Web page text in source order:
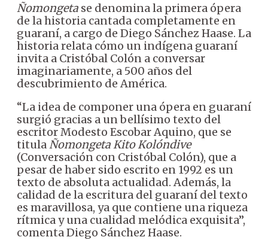
Ñomongeta se denomina la primera ópera
de la historia cantada completamente en
guaraní, a cargo de Diego Sánchez Haase. La
historia relata cómo un indígena guaraní
invita a Cristóbal Colón a conversar
imaginariamente, a 500 años del
descubrimiento de América.
“La idea de componer una ópera en guaraní
surgió gracias a un bellísimo texto del
escritor Modesto Escobar Aquino, que se
titulaÑomongeta Kito Kolóndive
(Conversación con Cristóbal Colón), que a
pesar de haber sido escrito en 1992 es un
texto de absoluta actualidad. Además, la
calidad de la escritura del guaraní del texto
es maravillosa, ya que contiene una riqueza
rítmica y una cualidad melódica exquisita”,
comenta Diego Sánchez Haase.